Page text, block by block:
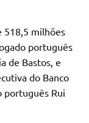
518,5 milhões
português
de Bastos, e
do Banco
português Rui